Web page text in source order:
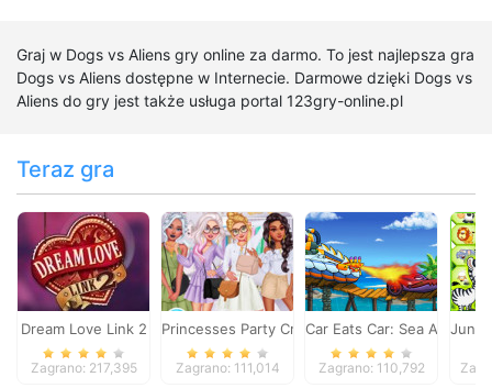
Graj w Dogs vs Aliens gry online za darmo. To jest najlepsza gra
Dogs vs Aliens dostępne w Internecie. Darmowe dzięki Dogs vs
Aliens do gry jest także usługa portal 123gry-online.pl
Teraz gra
Dream Love Link 2
Zagrano: 217,395
Princesses Party Crashers
Zagrano: 111,014
Car Eats Car: Sea
Zagrano: 110,792